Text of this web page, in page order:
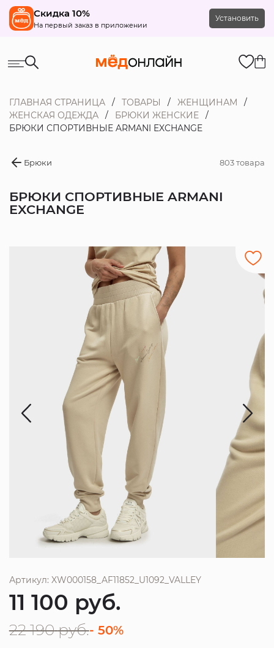
Скидка 10%
На первый заказ в приложении
Установить
ГЛАВНАЯ СТРАНИЦА ТОВАРЫ
ЖЕНЩИНАМ
ЖЕНСКАЯ ОДЕЖДА
БРЮКИ ЖЕНСКИЕ
БРЮКИ СПОРТИВНЫЕ ARMANI EXCHANGE
Брюки 803 товара
БРЮКИ СПОРТИВНЫЕ ARMANI
EXCHANGE
Артикул: XW000158_AF11852_U1092_VALLEY
11 100 руб.
22 190 руб.- 50%